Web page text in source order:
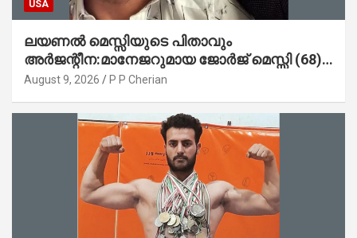
USA
ലയണൽ മെസ്സിയുടെ പിതാവും
അർജന്റീന:മാനേജറുമായ ജോർജ് മെസ്സി (68)
അന്തരിച്ചു
August 9, 2026 P P Cherian